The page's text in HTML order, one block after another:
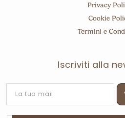
Privacy
Cookie
Termini e
Iscriviti alla